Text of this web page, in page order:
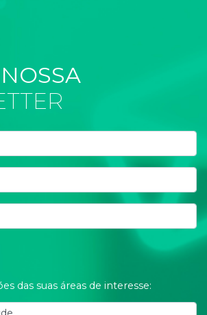
NOSSA
das suas áreas de interesse: